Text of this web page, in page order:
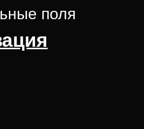
поля